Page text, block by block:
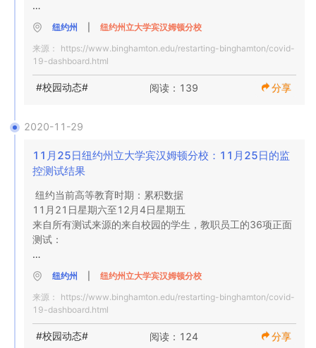
0-旧联合大厅的校园内监控测试
2-有症状学生的百得学生健康服务测试
0-田径运动的综合测试结果
5-布鲁姆县卫生部报告给我们的测试自我报告测试
每日数据
旧工会大厅的监控测试结果
234
全面测试
0
阳性
0%
阳性率
51
全面测试
纽约州
纽约州立大学宾汉姆顿分校
来源： https://www.binghamton.edu/restarting-binghamton/covid-
19-dashboard.html
#校园动态# 阅读：139 分享
2020-11-29
11月25日纽约州立大学宾汉姆顿分校：11月25日的监
控测试结果
纽约当前高等教育时期：累积数据
11月21日星期六至12月4日星期五
来自所有测试来源的来自校园的学生，教职员工的36项正面
测试：
16-旧联合大厅的校园内监控测试
12-有症状学生的百得学生健康服务测试
2-田径运动的综合测试结果
6-布鲁姆县卫生部报告给我们的测试自我报告测试
每日数据
纽约州
纽约州立大学宾汉姆顿分校
来源： https://www.binghamton.edu/restarting-binghamton/covid-
19-dashboard.html
#校园动态# 阅读：124 分享